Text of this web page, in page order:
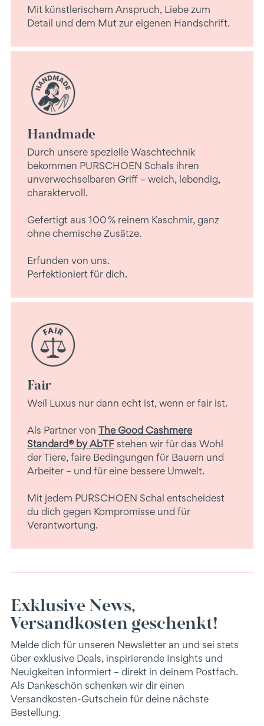
Mit künstlerischem Anspruch, Liebe zum
Detail und dem Mut zur eigenen Handschrift.
Handmade
Durch unsere spezielle Waschtechnik
bekommen PURSCHOEN Schals ihren
unverwechselbaren Griff – weich, lebendig,
charaktervoll.
Gefertigt aus 100 % reinem Kaschmir, ganz
ohne chemische Zusätze.
Erfunden von uns.
Perfektioniert für dich.
Fair
Weil Luxus nur dann echt ist, wenn er fair ist.
Als Partner von The Good Cashmere
Standard® by AbTF stehen wir für das Wohl
der Tiere, faire Bedingungen für Bauern und
Arbeiter – und für eine bessere Umwelt.
Mit jedem PURSCHOEN Schal entscheidest
du dich gegen Kompromisse und für
Verantwortung.
Exklusive News,
Versandkosten geschenkt!
Melde dich für unseren Newsletter an und sei stets
über exklusive Deals, inspirierende Insights und
Neuigkeiten informiert – direkt in deinem Postfach.
Als Dankeschön schenken wir dir einen
Versandkosten-Gutschein für deine nächste
Bestellung.